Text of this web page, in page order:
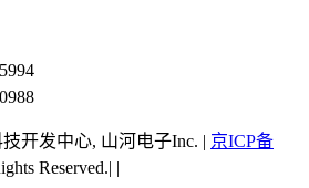
开发中心, 山河电子Inc. | 京ICP备
Reserved.| |